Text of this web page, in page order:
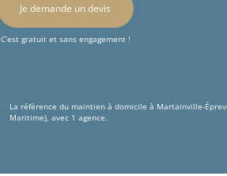
Je demande un devis
C’est gratuit et sans engagement !
La référence du maintien à domicile à Martainville-
Maritime), avec 1 agence.